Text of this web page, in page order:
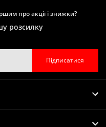
про акції і знижки?
розсилку
Підписатися